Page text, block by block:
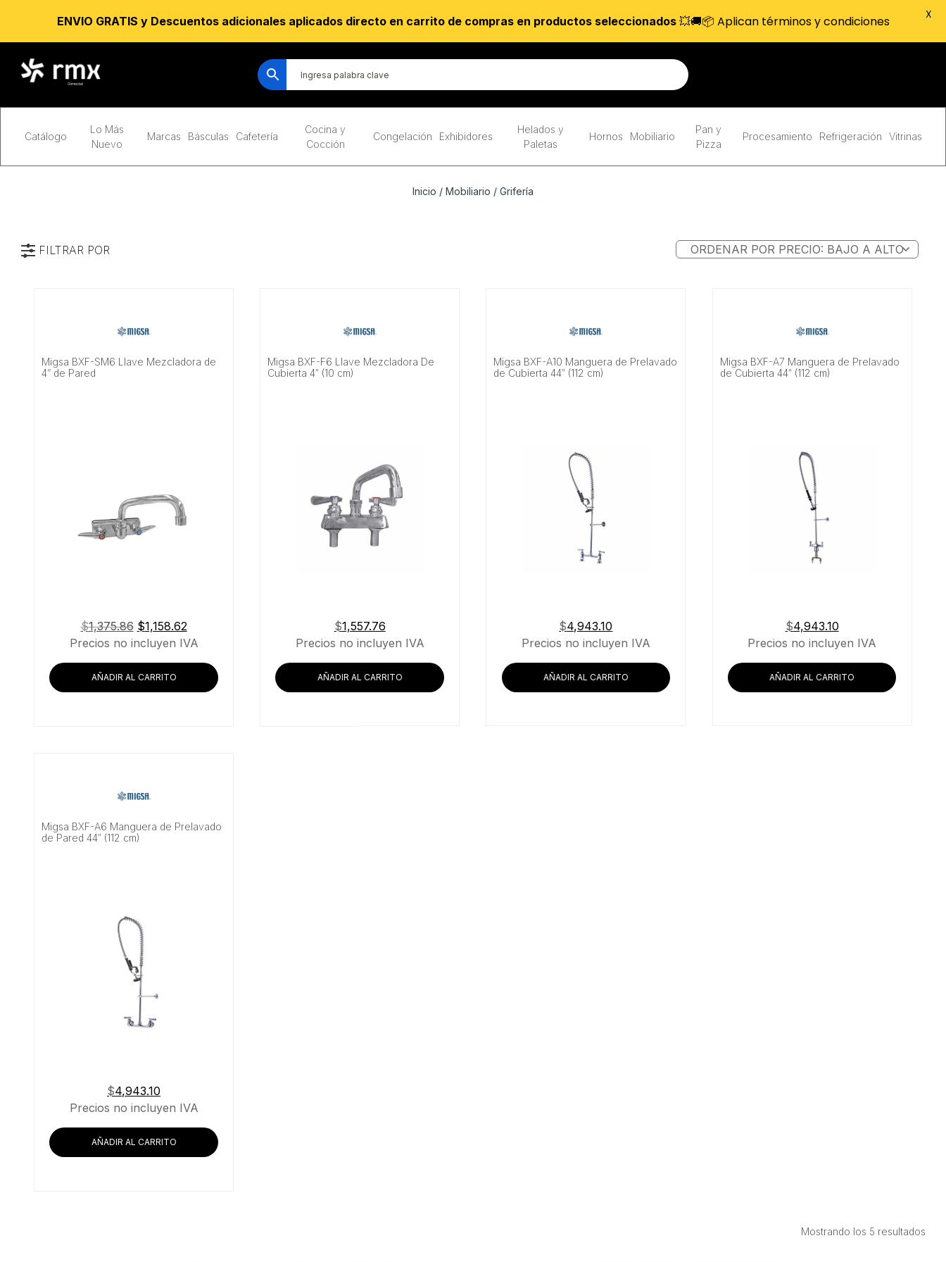
Catálogo
Lo Más
Nuevo
Marcas Básculas Cafetería
Cocina y
Cocción
Congelación Exhibidores
Helados y
Paletas
Hornos Mobiliario
Pan y
Pizza
Procesamiento Refrigeración Vitrinas
Inicio / Mobiliario / Grifería
FILTRAR POR
Migsa BXF-SM6 Llave Mezcladora de
4” de Pared
$1,375.86 El
precio
era:
$1,375.86.
$1,158.62El
precio
$1,158.62.
Precios no incluyen IVA
AÑADIR AL CARRITO
Migsa BXF-F6 Llave Mezcladora De
Cubierta 4″ (10 cm)
$1,557.76
Precios no incluyen IVA
AÑADIR AL CARRITO
Migsa BXF-A10 Manguera de Prelavado
de Cubierta 44″ (112 cm)
$4,943.10
Precios no incluyen IVA
AÑADIR AL CARRITO
Migsa BXF-A7 Manguera de Prelavado
de Cubierta 44″ (112 cm)
$4,943.10
Precios no incluyen IVA
AÑADIR AL CARRITO
Migsa BXF-A6 Manguera de Prelavado
de Pared 44″ (112 cm)
$4,943.10
Precios no incluyen IVA
AÑADIR AL CARRITO
Mostrando los 5 resultados
ENVIO GRATIS y Descuentos adicionales aplicados directo en carrito de compras en productos seleccionados💥🚚📦 Aplican términos y condiciones X